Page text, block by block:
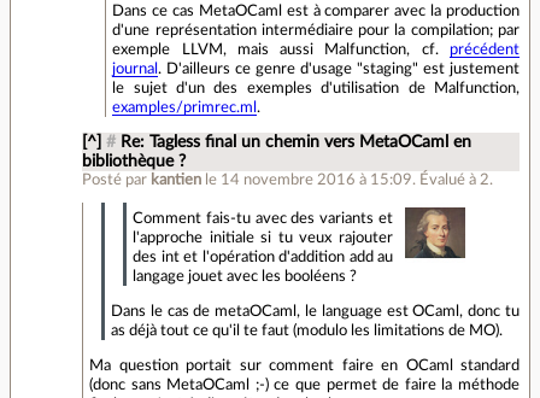
Dans ce cas MetaOCaml est à comparer avec la production
d'une représentation intermédiaire pour la compilation; par
exemple LLVM, mais aussi Malfunction, cf. précédent
journal . D'ailleurs ce genre d'usage "staging" est justement
le sujet d'un des exemples d'utilisation de Malfunction,
examples/primrec.ml .
[^] # Re: Tagless final un chemin vers MetaOCaml en
bibliothèque ?
Posté par kantien le 14 novembre 2016 à 15:09. Évalué à 2.
Comment fais-tu avec des variants et
l'approche initiale si tu veux rajouter
des int et l'opération d'addition add au
langage jouet avec les booléens ?
Dans le cas de metaOCaml, le language est OCaml, donc tu
as déjà tout ce qu'il te faut (modulo les limitations de MO).
Ma question portait sur comment faire en OCaml standard
(donc sans MetaOCaml ;-) ce que permet de faire la méthode